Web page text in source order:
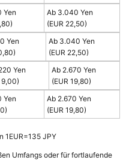
Yen
Ab 3.040 Yen
(EUR 22,50)
Yen
Ab 3.040 Yen
(EUR 22,50)
Yen
9,00)
Ab 2.670 Yen
(EUR 19,80)
Yen
Ab 2.670 Yen
(EUR 19,80)
1EUR=135 JPY
Umfangs oder für fortlaufende